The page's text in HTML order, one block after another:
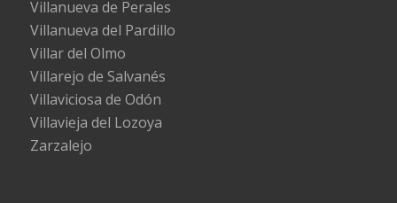
Villanueva de Perales
Villanueva del Pardillo
Villar del Olmo
Villarejo de Salvanés
Villaviciosa de Odón
Villavieja del Lozoya
Zarzalejo